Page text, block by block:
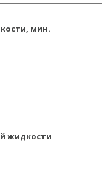
мин.
жидкости